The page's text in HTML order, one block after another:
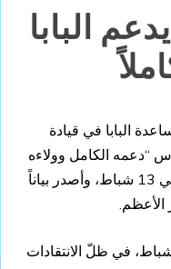
البابا
البابا في قيادة
“دعمه الكامل وولاءه
التامّ لشخصه وسلطته”، بعد أن انعقد في 13 شباط، وأصدر بياناً
الأعظم.
الاجتماع بحدّ ذاته فسينتهي في 15 شباط، في ظلّ الانتقادات